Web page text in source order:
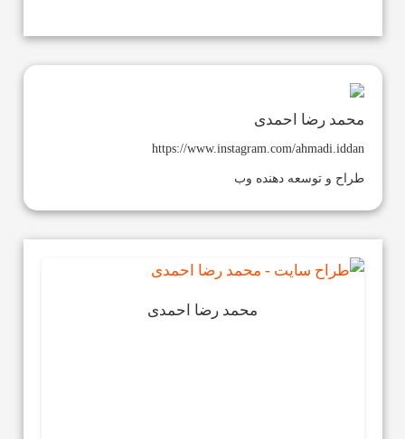
محمد رضا احمدی
https://www.instagram.com/ahmadi.iddan
طراح و توسعه دهنده وب
محمد رضا احمدی